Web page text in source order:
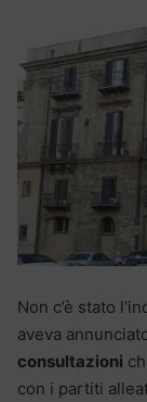
Non c’è stato
aveva
consultazioni
con i partiti